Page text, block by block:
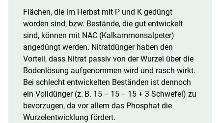
Flächen, die im Herbst mit P und K gedüngt
worden sind, bzw. Bestände, die gut entwickelt
sind, können mit NAC (Kalkammonsalpeter)
angedüngt werden. Nitratdünger haben den
Vorteil, dass Nitrat passiv von der Wurzel über die
Bodenlösung aufgenommen wird und rasch wirkt.
Bei schlecht entwickelten Beständen ist dennoch
ein Volldünger (z. B. 15 – 15 – 15 + 3 Schwefel) zu
bevorzugen, da vor allem das Phosphat die
Wurzelentwicklung fördert.